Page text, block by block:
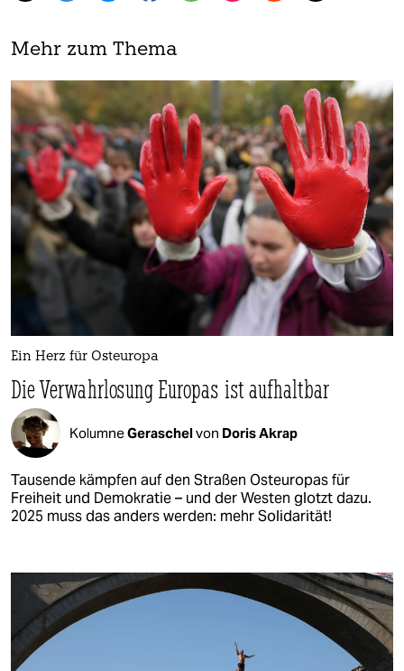
Mehr zum Thema
Ein Herz für Osteuropa
Die Verwahrlosung Europas ist aufhaltbar
KolumneGeraschelvon Doris Akrap
Tausende kämpfen auf den Straßen Osteuropas für
Freiheit und Demokratie – und der Westen glotzt dazu.
2025 muss das anders werden: mehr Solidarität!